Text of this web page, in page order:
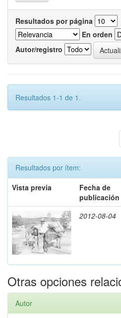
Resultados por página
En orden
Autor/registro
Resultados 1-1 de 1.
Resultados por ítem:
Vista previa
Fecha de
publicación
2012-08-04
Otras opciones
Autor